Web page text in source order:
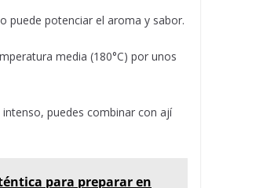
puede potenciar el aroma y sabor.
media (180°C) por unos
puedes combinar con ají
para preparar en